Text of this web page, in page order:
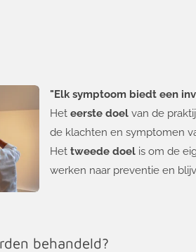
"Elk symptoom biedt een
Het eerste doel van de
de klachten en symptomen
Het tweede doel is om de
werken naar preventie en
behandeld?